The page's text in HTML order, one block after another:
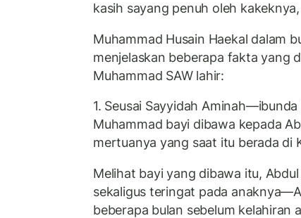
kasih sayang penuh oleh
Muhammad Husain Haekal dalam
menjelaskan beberapa fakta yang
Muhammad SAW lahir:
1. Seusai Sayyidah
Muhammad bayi dibawa kepada
mertuanya yang saat itu berada di
Melihat bayi yang dibawa itu,
sekaligus teringat pada
beberapa bulan sebelum kelahiran